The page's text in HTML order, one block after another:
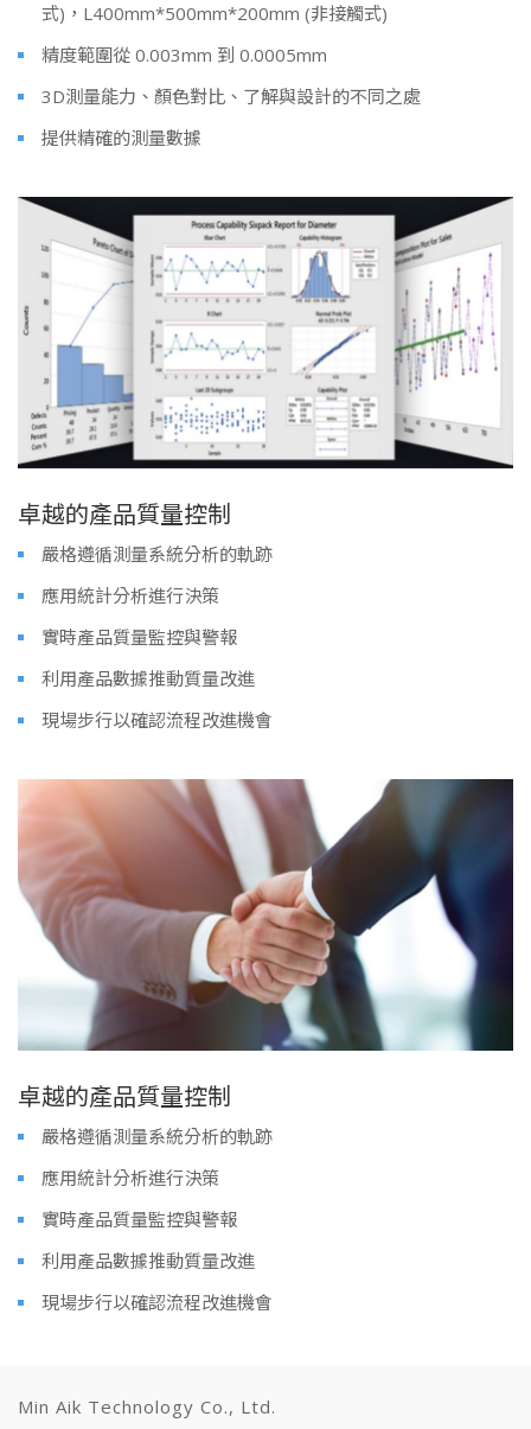
式)，L400mm*500mm*200mm (非接觸式)
精度範圍從 0.003mm 到 0.0005mm
3D測量能力、顏色對比、了解與設計的不同之處
提供精確的測量數據
卓越的產品質量控制
嚴格遵循測量系統分析的軌跡
應用統計分析進行決策
實時產品質量監控與警報
利用產品數據推動質量改進
現場步行以確認流程改進機會
卓越的產品質量控制
嚴格遵循測量系統分析的軌跡
應用統計分析進行決策
實時產品質量監控與警報
利用產品數據推動質量改進
現場步行以確認流程改進機會
Min Aik Technology Co., Ltd.